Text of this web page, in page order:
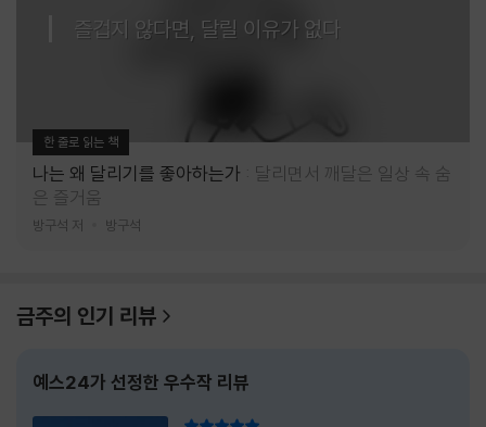
즐겁지 않다면, 달릴 이유가 없다
한 줄로 읽는 책
나는 왜 달리기를 좋아하는가
달리면서 깨달은 일상 속 숨
은 즐거움
방구석 저 방구석
금주의 인기 리뷰
예스24가 선정한 우수작 리뷰